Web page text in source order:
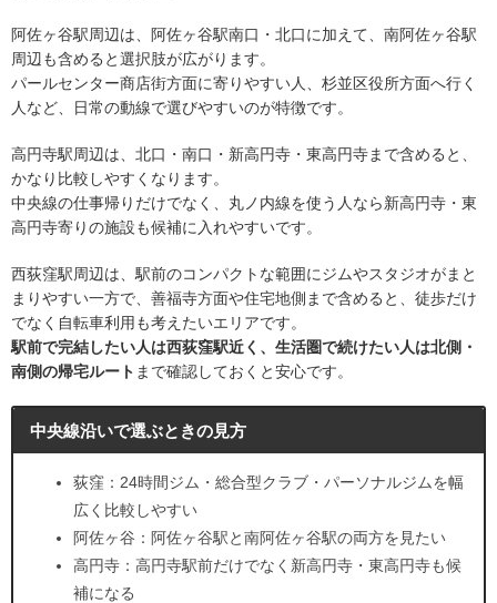
阿佐ヶ谷駅周辺は、阿佐ヶ谷駅南口・北口に加えて、南阿佐ヶ谷駅
周辺も含めると選択肢が広がります。
パールセンター商店街方面に寄りやすい人、杉並区役所方面へ行く
人など、日常の動線で選びやすいのが特徴です。
高円寺駅周辺は、北口・南口・新高円寺・東高円寺まで含めると、
かなり比較しやすくなります。
中央線の仕事帰りだけでなく、丸ノ内線を使う人なら新高円寺・東
高円寺寄りの施設も候補に入れやすいです。
西荻窪駅周辺は、駅前のコンパクトな範囲にジムやスタジオがまと
まりやすい一方で、善福寺方面や住宅地側まで含めると、徒歩だけ
でなく自転車利用も考えたいエリアです。
駅前で完結したい人は西荻窪駅近く、生活圏で続けたい人は北側・
南側の帰宅ルート まで確認しておくと安心です。
中央線沿いで選ぶときの見方
荻窪：24時間ジム・総合型クラブ・パーソナルジムを幅
広く比較しやすい
阿佐ヶ谷：阿佐ヶ谷駅と南阿佐ヶ谷駅の両方を見たい
高円寺：高円寺駅前だけでなく新高円寺・東高円寺も候
補になる